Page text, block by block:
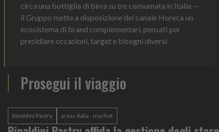
circa una bottiglia di birra su tre consumata in Italia —
il Gruppo mette a disposizione del canale Horeca un
ecosistema di brand complementari, pensati per
presidiare occasioni, target e bisogni diversi
Prosegui il viaggio
Rinaldini Pastry areas italia - mychef